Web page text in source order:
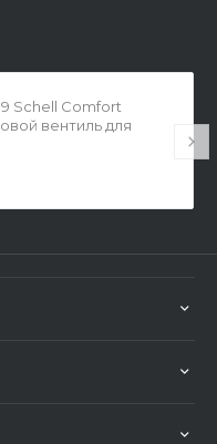
Schell Comfort
вентиль для